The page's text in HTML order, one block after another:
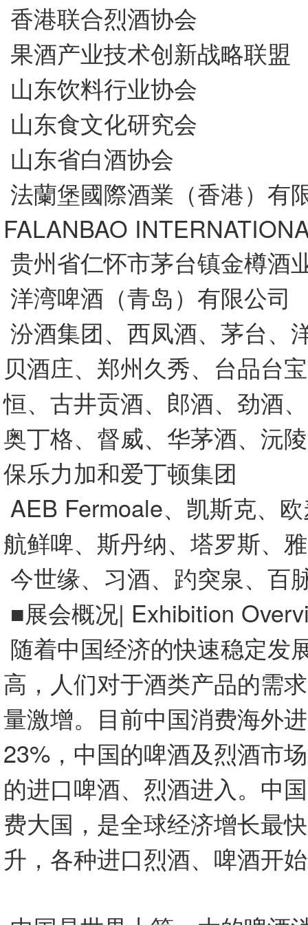
香港联合烈酒协会
果酒产业技术创新战略联盟
山东饮料行业协会
山东食文化研究会
山东省白酒协会
法蘭堡國際酒業（香港）有
FALANBAO
贵州省仁怀市茅台镇金樽酒
洋湾啤酒（青岛）有限公司
汾酒集团、西凤酒、茅台、
贝酒庄、郑州久秀、台品台
恒、古井贡酒、郎酒、劲酒
奥丁格、督威、华茅酒、沅
保乐力加和爱丁顿集团
AEB Fermoale、凯斯克、
航鲜啤、斯丹纳、塔罗斯、
今世缘、习酒、趵突泉、百
■展会概况| Exhibition
随着中国经济的快速稳定发
高，人们对于酒类产品的需
量激增。目前中国消费海外
23%，中国的啤酒及烈酒市
的进口啤酒、烈酒进入。中
费大国，是全球经济增长最
升，各种进口烈酒、啤酒开